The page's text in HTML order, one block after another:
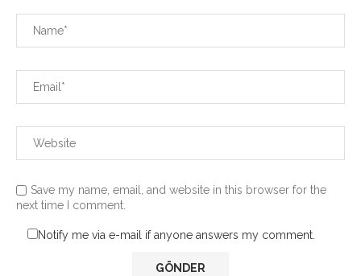
Save my name, email, and website in this browser for the
next time I comment.
Notify me via e-mail if anyone answers my comment.